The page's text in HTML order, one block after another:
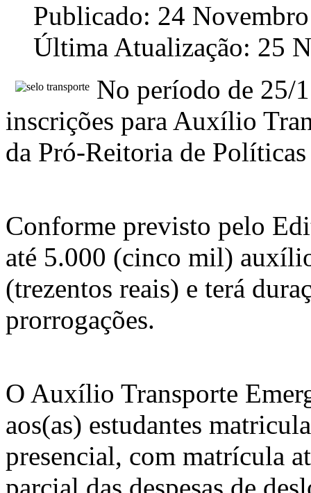
Publicado: 24
Última Atualização: 25
No período de 25/
inscrições para Auxílio
da Pró-Reitoria de
Conforme previsto pelo
até 5.000 (cinco mil)
(trezentos reais) e terá
prorrogações.
O Auxílio Transporte
aos(as) estudantes
presencial, com matrícula